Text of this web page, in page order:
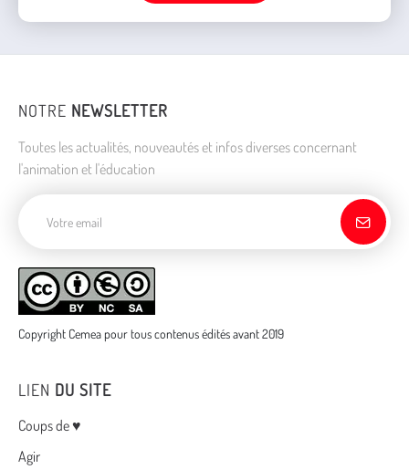
NOTRE NEWSLETTER
Toutes les actualités, nouveautés et infos diverses concernant
l'animation et l'éducation
Copyright Cemea pour tous contenus édités avant 2019
LIEN DU SITE
Menu
Coups de ♥
Agir